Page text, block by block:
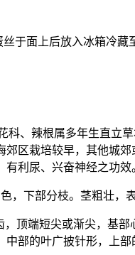
于面上后放入冰箱冷藏
、辣根属多年生直立
区栽培较早，其他城
利尿、兴奋神经之功效
下部分枝。茎粗壮，表
端短尖或渐尖，基
部的叶广披针形，上